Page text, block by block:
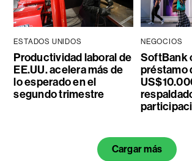
ESTADOS UNIDOS
Productividad laboral de
EE.UU. acelera más de
lo esperado en el
segundo trimestre
NEGOCIOS
SoftBank
préstamo
Cargar más